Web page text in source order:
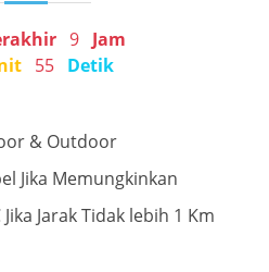
9 Jam
55 Detik
& Outdoor
Jika Memungkinkan
Jarak Tidak lebih 1 Km